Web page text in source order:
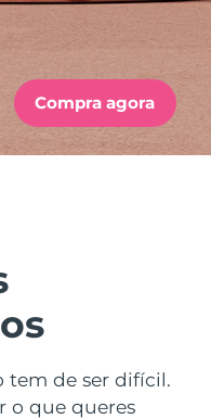
Compra agora
tem de ser difícil.
o que queres